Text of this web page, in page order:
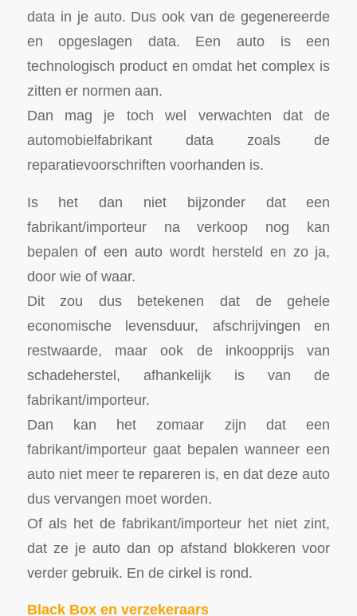
data in je auto. Dus ook van de gegenereerde
en opgeslagen data. Een auto is een
technologisch product en omdat het complex is
zitten er normen aan.
Dan mag je toch wel verwachten dat de
automobielfabrikant data zoals de
reparatievoorschriften voorhanden is.
Is het dan niet bijzonder dat een
fabrikant/importeur na verkoop nog kan
bepalen of een auto wordt hersteld en zo ja,
door wie of waar.
Dit zou dus betekenen dat de gehele
economische levensduur, afschrijvingen en
restwaarde, maar ook de inkoopprijs van
schadeherstel, afhankelijk is van de
fabrikant/importeur.
Dan kan het zomaar zijn dat een
fabrikant/importeur gaat bepalen wanneer een
auto niet meer te repareren is, en dat deze auto
dus vervangen moet worden.
Of als het de fabrikant/importeur het niet zint,
dat ze je auto dan op afstand blokkeren voor
verder gebruik. En de cirkel is rond.
Black Box en verzekeraars